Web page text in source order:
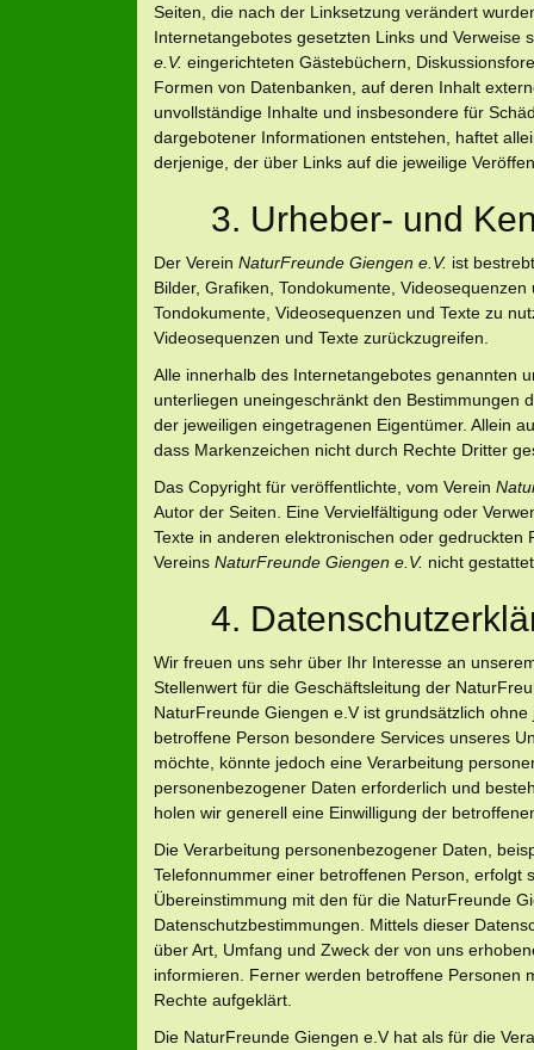
Seiten, die nach der Linksetzung verändert
Internetangebotes gesetzten Links und
e.V. eingerichteten Gästebüchern,
Formen von Datenbanken, auf deren Inhalt
unvollständige Inhalte und insbesondere für
dargebotener Informationen entstehen, haftet
derjenige, der über Links auf die jeweilige
3. Urheber- und
Der Verein NaturFreunde Giengen e.V. ist
Bilder, Grafiken, Tondokumente,
Tondokumente, Videosequenzen und Texte zu
Videosequenzen und Texte zurückzugreifen.
Alle innerhalb des Internetangebotes genannten
unterliegen uneingeschränkt den Bestimmungen
der jeweiligen eingetragenen Eigentümer. Allein
dass Markenzeichen nicht durch Rechte Dritter
Das Copyright für veröffentlichte, vom Verein
Autor der Seiten. Eine Vervielfältigung oder
Texte in anderen elektronischen oder
Vereins NaturFreunde Giengen e.V. nicht
4.
Wir freuen uns sehr über Ihr Interesse an
Stellenwert für die Geschäftsleitung der
NaturFreunde Giengen e.V ist grundsätzlich
betroffene Person besondere Services unseres
möchte, könnte jedoch eine Verarbeitung
personenbezogener Daten erforderlich und
holen wir generell eine Einwilligung der
Die Verarbeitung personenbezogener Daten,
Telefonnummer einer betroffenen Person, erfolgt
Übereinstimmung mit den für die NaturFreunde
Datenschutzbestimmungen. Mittels dieser
über Art, Umfang und Zweck der von uns
informieren. Ferner werden betroffene Personen
Rechte aufgeklärt.
Die NaturFreunde Giengen e.V hat als für die